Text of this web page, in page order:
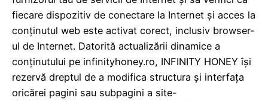
fiecare dispozitiv de conectare la Internet și acces la
conținutul web este activat corect, inclusiv browser-
ul de Internet. Datorită actualizării dinamice a
conținutului pe infinityhoney.ro, INFINITY HONEY își
rezervă dreptul de a modifica structura și interfața
oricărei pagini sau subpagini a site-